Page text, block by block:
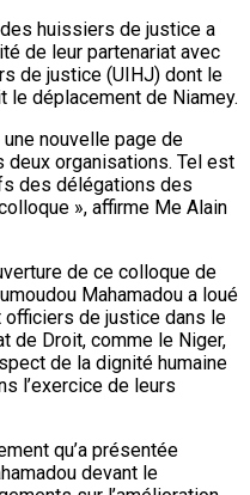
huissiers de justice a
de leur partenariat avec
de justice (UIHJ) dont le
déplacement de Niamey.
nouvelle page de
deux organisations. Tel est
des délégations des
», affirme Me Alain
de ce colloque de
Mahamadou a loué
de justice dans le
de Droit, comme le Niger,
de la dignité humaine
l’exercice de leurs
qu’a présentée
devant le